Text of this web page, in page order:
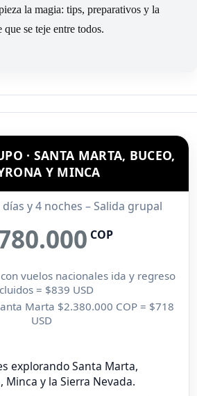
la magia: tips, preparativos y la
se teje entre todos.
· SANTA MARTA, BUCEO,
Y MINCA
y 4 noches – Salida grupal
COP
vuelos nacionales ida y regreso
= $839 USD
Marta $2.380.000 COP = $718
USD
explorando Santa Marta,
Minca y la Sierra Nevada.